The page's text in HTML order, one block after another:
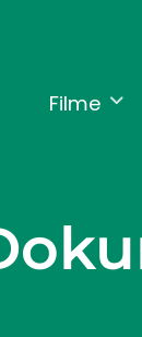
Filme